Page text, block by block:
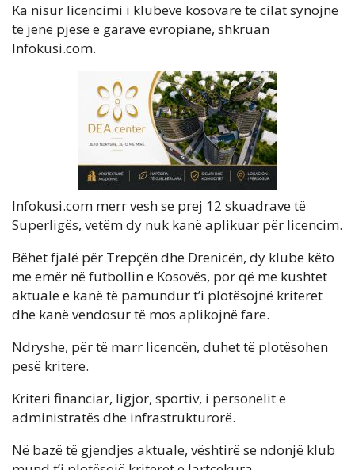
Ka nisur licencimi i klubeve kosovare të cilat synojnë
të jenë pjesë e garave evropiane, shkruan
Infokusi.com.
Infokusi.com merr vesh se prej 12 skuadrave të
Superligës, vetëm dy nuk kanë aplikuar për licencim.
Bëhet fjalë për Trepçën dhe Drenicën, dy klube këto
me emër në futbollin e Kosovës, por që me kushtet
aktuale e kanë të pamundur t’i plotësojnë kriteret
dhe kanë vendosur të mos aplikojnë fare.
Ndryshe, për të marr licencën, duhet të plotësohen
pesë kritere.
Kriteri financiar, ligjor, sportiv, i personelit e
administratës dhe infrastrukturorë.
Në bazë të gjendjes aktuale, vështirë se ndonjë klub